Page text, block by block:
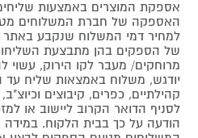
אספקת המוצרים באמצעות
האספקה של חברת המשלוחים
למחיר דמי המשלוח שנקבע באתר
של הספקים בהן מתבצעת
מרוחקים/ מעבר לקו הירוק, עשוי
יודגש, משלוח באמצאות שליח עד
קהילתיים, כפרים, קיבוצים
לסניף הדואר הקרוב ליישוב או
הודעה על כך בבית הלקוח. במידה